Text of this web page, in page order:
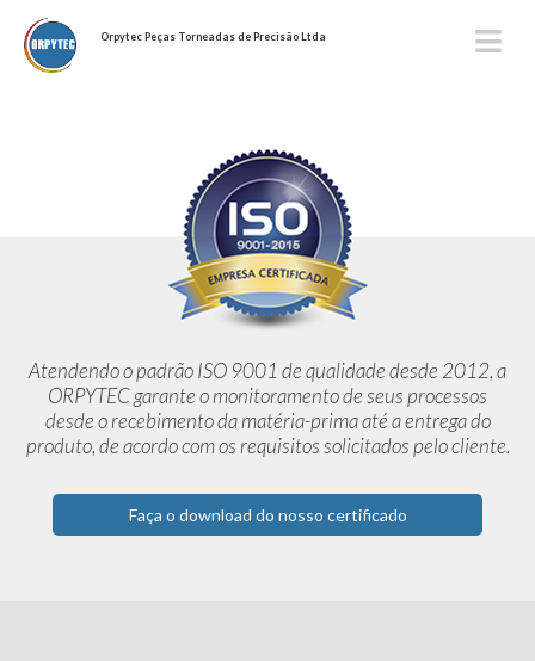
Orpytec Peças Torneadas de Precisão Ltda
Atendendo o padrão ISO 9001 de qualidade desde 2012,a
ORPYTEC garante o monitoramento de seus processos
desde orecebimento da matéria-prima até a entrega do
produto, de acordocom os requisitos solicitados pelo cliente.
Faça o download do nosso certificado